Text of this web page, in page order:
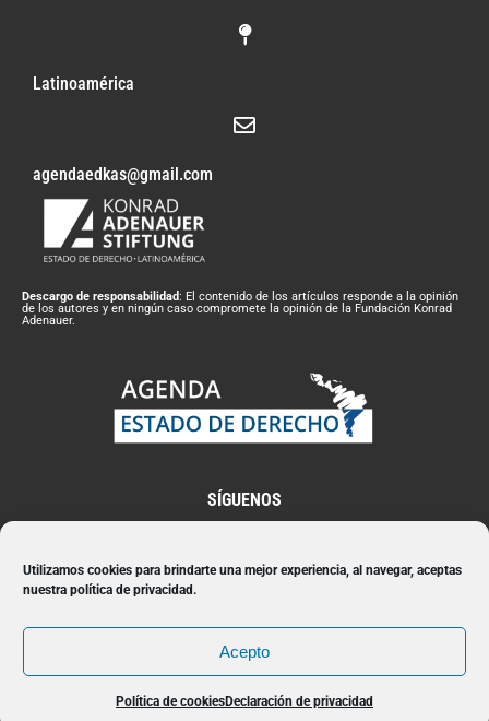
Utilizamos cookies para brindarte una mejor experiencia, al navegar, aceptas
nuestra política de privacidad.
Acepto
Política de cookiesDeclaración de privacidad
Latinoamérica
agendaedkas@gmail.com
Descargo de responsabilidad: El contenido de los artículos responde a la opinión
de los autores y en ningún caso compromete la opinión de la Fundación Konrad
Adenauer.
SÍGUENOS
Suscribir